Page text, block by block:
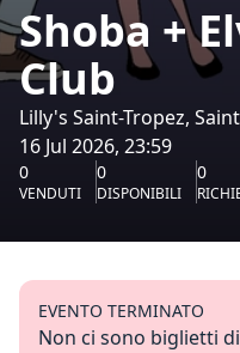
Shoba +
Club
Lilly's Saint-Tropez,
16 Jul 2026, 23:59
0
VENDUTI
0
DISPONIBILI
0
EVENTO TERMINATO
Non ci sono biglietti